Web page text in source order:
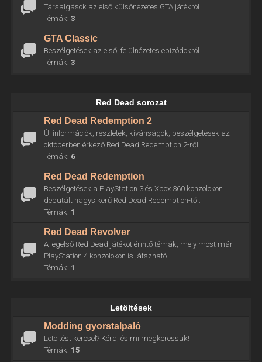
Társalgások az első külsőnézetes GTA játékról.
Témák: 3
GTA Classic
Beszélgetések az első, felülnézetes epizódokról.
Témák: 3
Red Dead sorozat
Red Dead Redemption 2
Új információk, részletek, kívánságok, beszélgetések az
októberben érkező Red Dead Redemption 2-ről.
Témák: 6
Red Dead Redemption
Beszélgetések a PlayStation 3 és Xbox 360 konzolokon
debütált nagysikerű Red Dead Redemption-től.
Témák: 1
Red Dead Revolver
A legelső Red Dead játékot érintő témák, mely most már
PlayStation 4 konzolokon is játszható.
Témák: 1
Letöltések
Modding gyorstalpaló
Letöltést keresel? Kérd, és mi megkeressük!
Témák: 15